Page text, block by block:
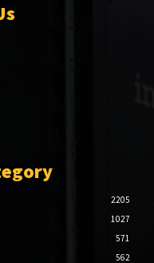
2205
1027
571
562